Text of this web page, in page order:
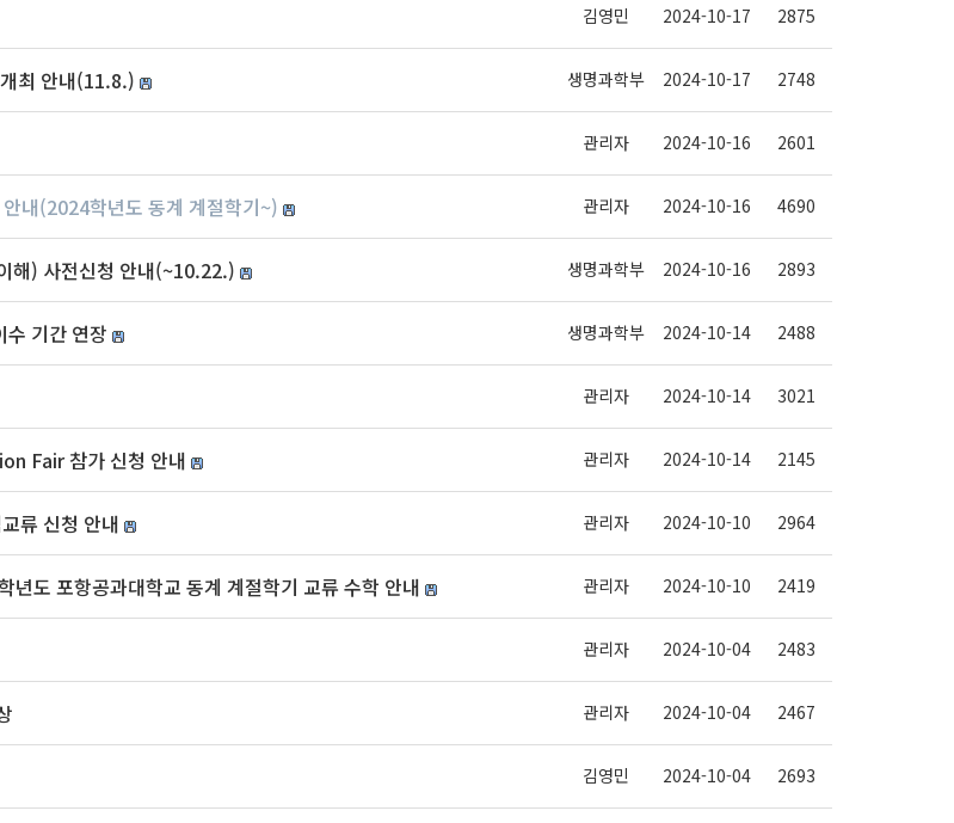
김영민 2024-10-17 2875
최 안내(11.8.) 생명과학부 2024-10-17 2748
관리자 2024-10-16 2601
내(2024학년도 동계 계절학기~) 관리자 2024-10-16 4690
해) 사전신청 안내(~10.22.) 생명과학부 2024-10-16 2893
기간 연장 생명과학부 2024-10-14 2488
관리자 2024-10-14 3021
Fair 참가 신청 안내 관리자 2024-10-14 2145
류 신청 안내 관리자 2024-10-10 2964
도 포항공과대학교 동계 계절학기 교류 수학 안내 관리자 2024-10-10 2419
관리자 2024-10-04 2483
관리자 2024-10-04 2467
김영민 2024-10-04 2693